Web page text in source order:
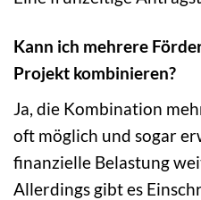
Kann ich mehrere
Projekt kombinieren?
Ja, die Kombination
oft möglich und sogar
finanzielle Belastung
Allerdings gibt es